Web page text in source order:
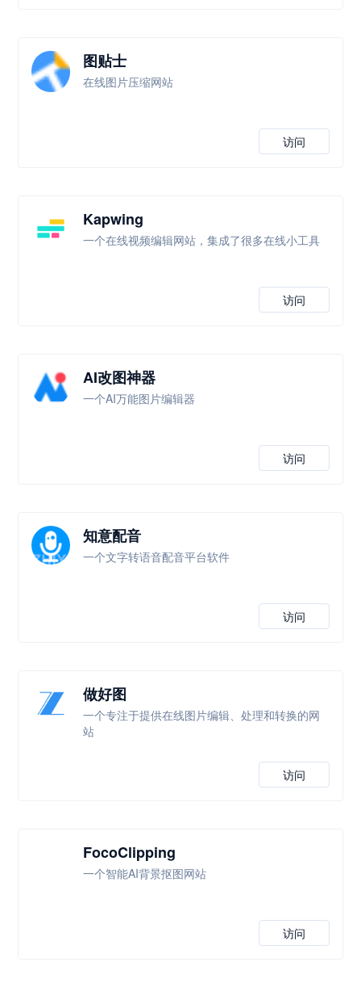
图贴士
在线图片压缩网站
访问
Kapwing
一个在线视频编辑网站，集成了很多在线小工具
访问
AI改图神器
一个AI万能图片编辑器
访问
知意配音
一个文字转语音配音平台软件
访问
做好图
一个专注于提供在线图片编辑、处理和转换的网
站
访问
FocoClipping
一个智能AI背景抠图网站
访问